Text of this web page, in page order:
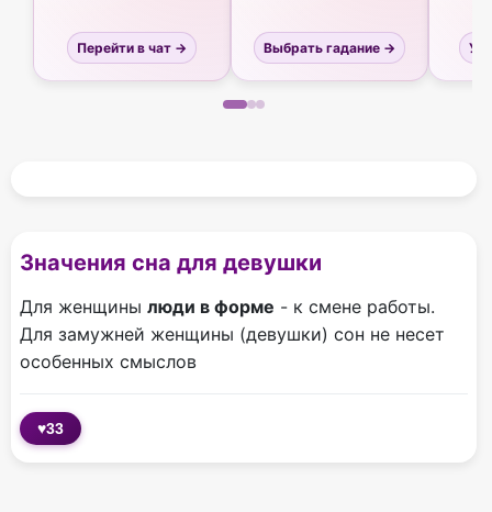
Перейти в чат → Выбрать гадание →
Значения сна для девушки
Для женщины люди в форме - к смене работы.
Для замужней женщины (девушки) сон не несет
особенных смыслов
♥33